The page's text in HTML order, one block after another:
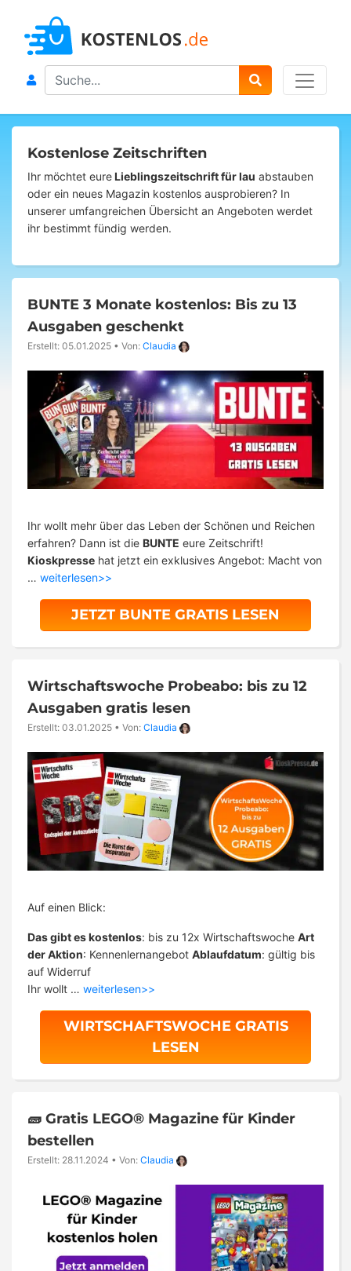
Search
Kostenlose Zeitschriften
Ihr möchtet eureLieblingszeitschrift für lau abstauben
oder ein neues Magazin kostenlos ausprobieren? In
unserer umfangreichen Übersicht an Angeboten werdet
ihr bestimmt fündig werden.
BUNTE 3 Monate kostenlos: Bis zu 13
Ausgaben geschenkt
Erstellt: 05.01.2025 • Von: Claudia
Ihr wollt mehr über das Leben der Schönen und Reichen
erfahren? Dann ist die BUNTE eure Zeitschrift!
Kioskpresse hat jetzt ein exklusives Angebot: Macht von
… weiterlesen>>
JETZT BUNTE GRATIS LESEN
Wirtschaftswoche Probeabo: bis zu 12
Ausgaben gratis lesen
Erstellt: 03.01.2025 • Von: Claudia
Auf einen Blick:
Das gibt es kostenlos: bis zu 12x Wirtschaftswoche Art
der Aktion: Kennenlernangebot Ablaufdatum: gültig bis
auf Widerruf
Ihr wollt … weiterlesen>>
WIRTSCHAFTSWOCHE GRATIS
LESEN
🧱 Gratis LEGO® Magazine für Kinder
bestellen
Erstellt: 28.11.2024 • Von: Claudia